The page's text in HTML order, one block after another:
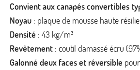
Convient aux canapés convertibles
Noyau : plaque de mousse haute
Densité : 43 kg/m³
Revêtement : coutil damassé écru
Galonné deux faces et réversible